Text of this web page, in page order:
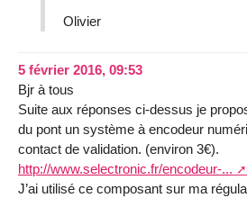
Olivier
5 février 2016, 09:53
Bjr à tous
Suite aux réponses ci-dessus je
du pont un système à encodeur
contact de validation. (environ 3€).
http://www.selectronic.fr/encodeur-...
J’ai utilisé ce composant sur ma